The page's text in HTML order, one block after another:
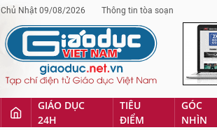
Chủ Nhật 09/08/2026 Thông tin tòa soạn
GIÁO DỤC
24H
TIÊU
ĐIỂM
GÓC
NHÌN